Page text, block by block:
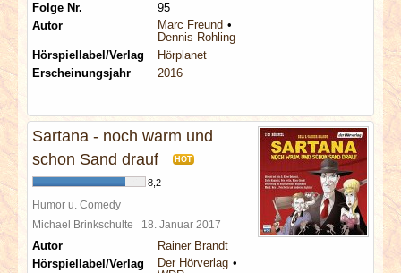
Folge Nr.
95
Autor
Marc Freund
Dennis Rohling
Hörspiellabel/Verlag
Hörplanet
Erscheinungsjahr
2016
Sartana - noch warm und
schon Sand drauf
HOT
8,2
Humor u. Comedy
Michael Brinkschulte 18. Januar 2017
Autor
Rainer Brandt
Hörspiellabel/Verlag
Der Hörverlag